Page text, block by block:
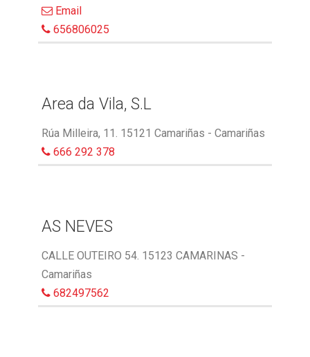
Email
656806025
Area da Vila, S.L
Rúa Milleira, 11. 15121 Camariñas - Camariñas
666 292 378
AS NEVES
CALLE OUTEIRO 54. 15123 CAMARINAS -
Camariñas
682497562